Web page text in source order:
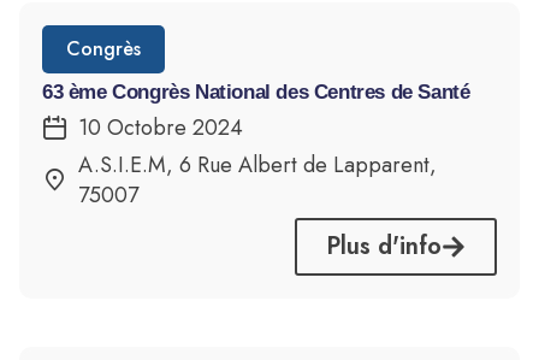
Congrès
63 ème Congrès National des Centres de Santé
10 Octobre 2024
A.S.I.E.M, 6 Rue Albert de Lapparent,
75007
Plus d'info